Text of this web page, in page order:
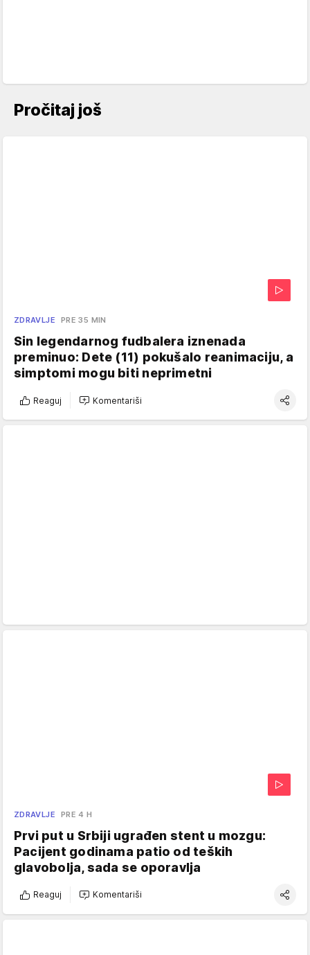
Pročitaj još
ZDRAVLJE PRE 35 MIN
Sin legendarnog fudbalera iznenada
preminuo: Dete (11) pokušalo reanimaciju, a
simptomi mogu biti neprimetni
Reaguj Komentariši
ZDRAVLJE PRE 4 H
Prvi put u Srbiji ugrađen stent u mozgu:
Pacijent godinama patio od teških
glavobolja, sada se oporavlja
Reaguj Komentariši